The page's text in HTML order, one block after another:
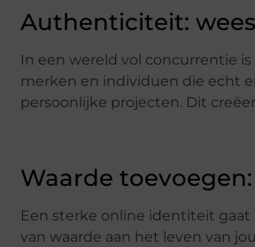
Authenticiteit:
In een wereld vol concurrentie
merken en individuen die echt
persoonlijke projecten. Dit
Waarde
Een sterke online identiteit
van waarde aan het leven van